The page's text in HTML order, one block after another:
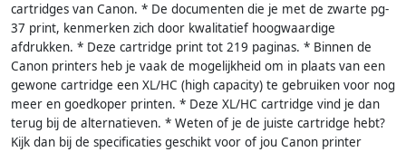
cartridges van Canon. * De documenten die je met de zwarte pg-
37 print, kenmerken zich door kwalitatief hoogwaardige
afdrukken. * Deze cartridge print tot 219 paginas. * Binnen de
Canon printers heb je vaak de mogelijkheid om in plaats van een
gewone cartridge een XL/HC (high capacity) te gebruiken voor nog
meer en goedkoper printen. * Deze XL/HC cartridge vind je dan
terug bij de alternatieven. * Weten of je de juiste cartridge hebt?
Kijk dan bij de specificaties geschikt voor of jou Canon printer